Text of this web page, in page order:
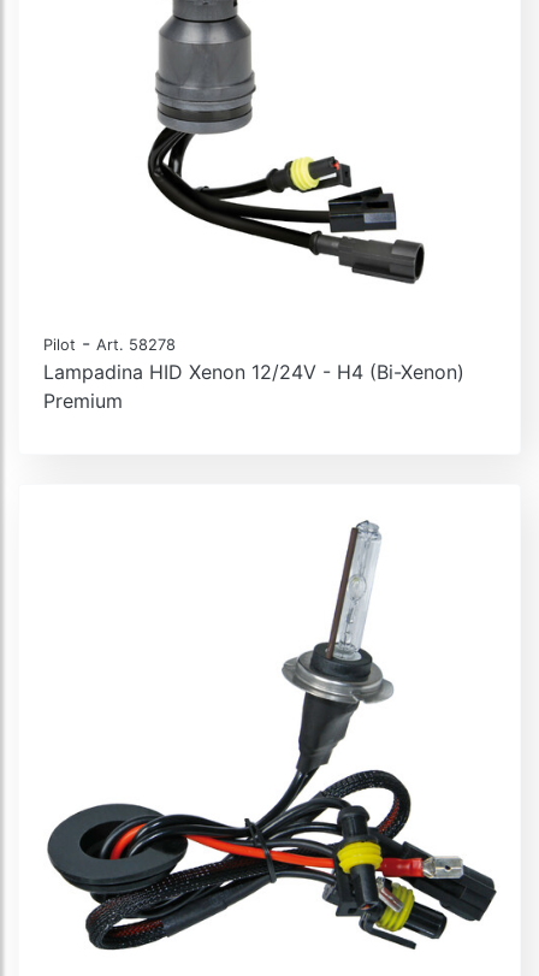
Pilot - Art. 58278
Lampadina HID Xenon 12/24V - H4 (Bi-Xenon)
Premium